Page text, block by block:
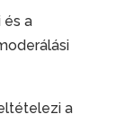
és a
a